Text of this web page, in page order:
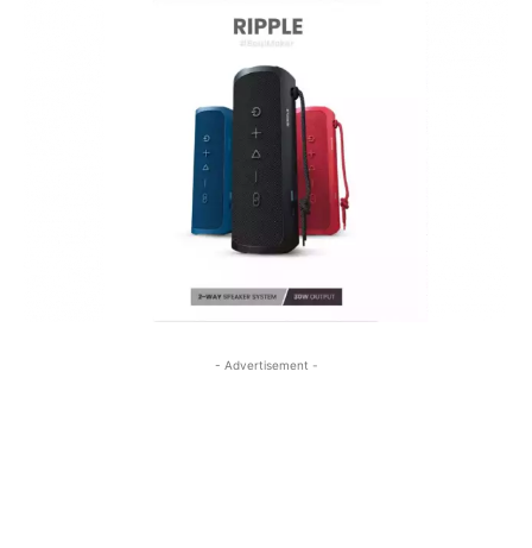
- Advertisement -